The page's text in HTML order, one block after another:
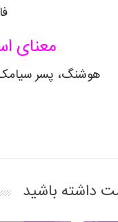
معنای
هوشنگ، پسر سیامک
داشته باشید